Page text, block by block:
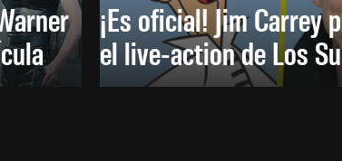
¡Es oficial! Jim Carrey
el live-action de Los